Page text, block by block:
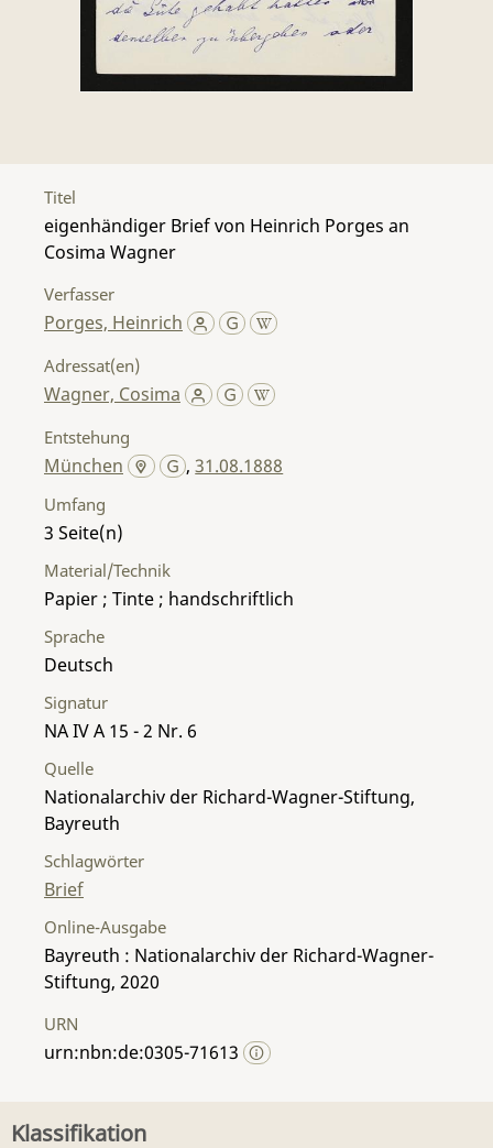
Titel
eigenhändiger Brief von Heinrich Porges an
Cosima Wagner
Verfasser
Porges, Heinrich
Adressat(en)
Wagner, Cosima
Entstehung
München ,31.08.1888
Umfang
3
Material/Technik
Papier ; Tinte ; handschriftlich
Sprache
Deutsch
Signatur
NA IV A 15 - 2 Nr. 6
Quelle
Nationalarchiv der Richard-Wagner-Stiftung,
Bayreuth
Schlagwörter
Brief
Online-Ausgabe
Bayreuth : Nationalarchiv der Richard-Wagner-
Stiftung, 2020
URN
urn:nbn:de:0305-71613
Klassifikation